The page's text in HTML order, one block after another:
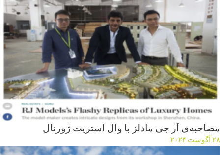
مصاحبه‌ی آر جی مادلز با وال استریت ژورنال
۲۸ آگوست ۲۰۲۴